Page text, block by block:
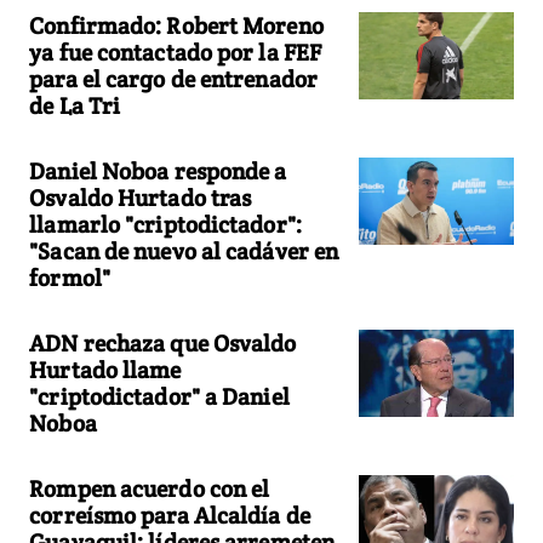
Confirmado: Robert Moreno
ya fue contactado por la FEF
para el cargo de entrenador
de La Tri
Daniel Noboa responde a
Osvaldo Hurtado tras
llamarlo "criptodictador":
"Sacan de nuevo al cadáver en
formol"
ADN rechaza que Osvaldo
Hurtado llame
"criptodictador" a Daniel
Noboa
Rompen acuerdo con el
correísmo para Alcaldía de